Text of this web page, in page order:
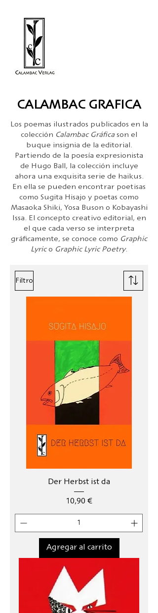
CALAMBAC GRAFICA
Los poemas ilustrados publicados en la
colección Calambac Gráfica son el
buque insignia de la editorial.
Partiendo de la poesía expresionista
de Hugo Ball, la colección incluye
ahora una exquisita serie de haikus.
En ella se pueden encontrar poetisas
como Sugita Hisajo y poetas como
Masaoka Shiki, Yosa Buson o Kobayashi
Issa. El concepto creativo editorial, en
el que cada verso se interpreta
gráficamente, se conoce como Graphic
Lyrico Graphic Lyric Poetry.
Filtro
Der Herbst ist da
Precio
10,90 €
Agregar al carrito